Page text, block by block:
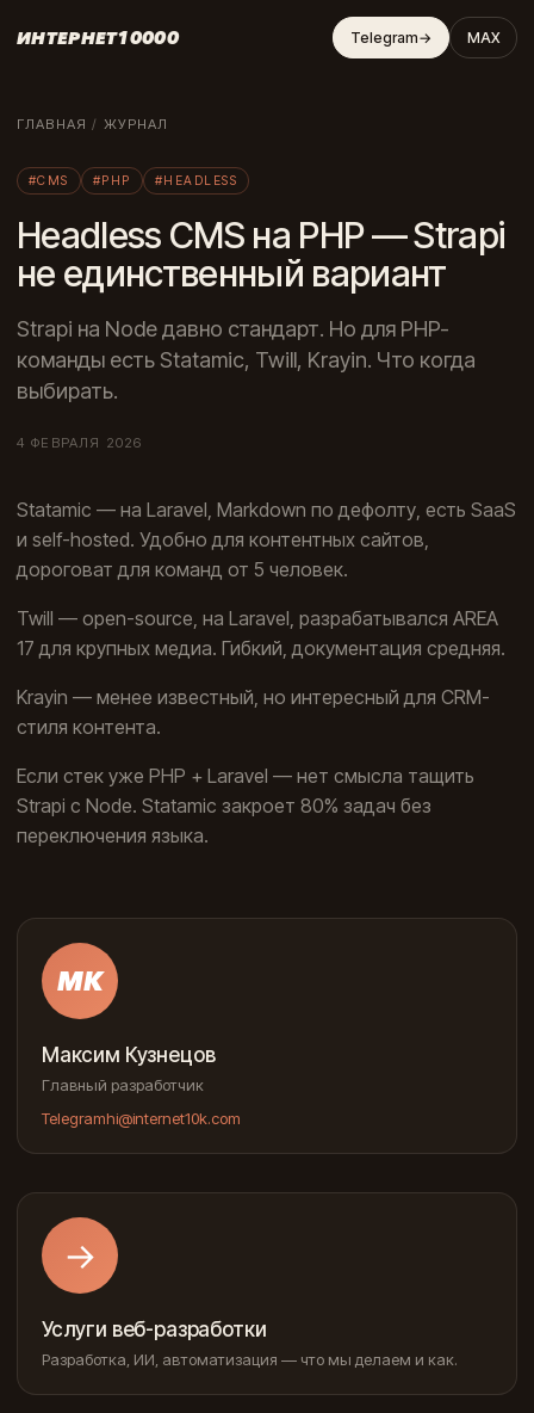
ИНТЕРНЕТ10000 Telegram→ MAX
ГЛАВНАЯ / ЖУРНАЛ
#CMS #PHP #HEADLESS
Headless CMS на PHP — Strapi
не единственный вариант
Strapi на Node давно стандарт. Но для PHP-
команды есть Statamic, Twill, Krayin. Что когда
выбирать.
4 ФЕВРАЛЯ 2026
Statamic — на Laravel, Markdown по дефолту, есть SaaS
и self-hosted. Удобно для контентных сайтов,
дороговат для команд от 5 человек.
Twill — open-source, на Laravel, разрабатывался AREA
17 для крупных медиа. Гибкий, документация средняя.
Krayin — менее известный, но интересный для CRM-
стиля контента.
Если стек уже PHP + Laravel — нет смысла тащить
Strapi с Node. Statamic закроет 80% задач без
переключения языка.
МК
Максим Кузнецов
Главный разработчик
Telegramhi@internet10k.com
→
Услуги веб-разработки
Разработка, ИИ, автоматизация — что мы делаем и как.